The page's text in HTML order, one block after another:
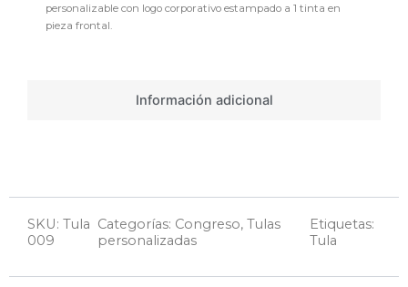
Información adicional
personalizable con logo corporativo estampado a 1 tinta en
pieza frontal.
SKU: Tula
009
Categorías: Congreso, Tulas
personalizadas
Etiquetas:
Tula